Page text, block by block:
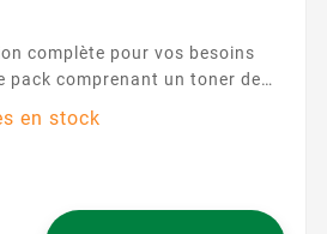
complète pour vos besoins
pack comprenant un toner de
toner assure des
Caractéristiques
en stock